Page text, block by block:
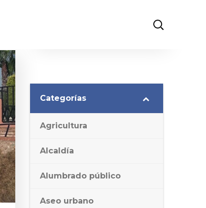
Categorías
Agricultura
Alcaldía
Alumbrado público
Aseo urbano